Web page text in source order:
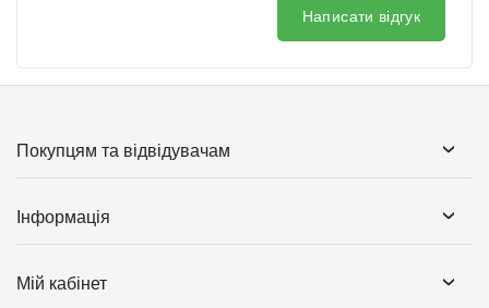
Написати відгук
Покупцям та відвідувачам
Інформація
Мій кабінет